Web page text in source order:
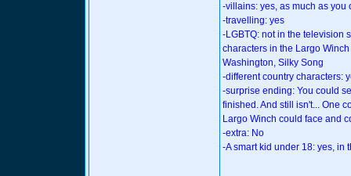
-villains: yes, as much as you
-travelling: yes
-LGBTQ: not in the television
characters in the Largo
Washington, Silky Song
-different country characters:
-surprise ending: You could
finished. And still isn't... One
Largo Winch could face and
-extra: No
-A smart kid under 18: yes, in